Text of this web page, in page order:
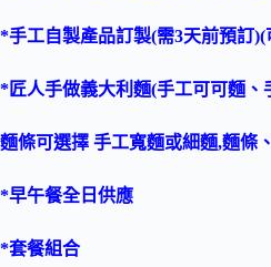
*手工自製產品訂製(需3天前預訂)(
*匠人手做義大利麵(手工可可麵、
麵條可選擇 手工寬麵或細麵,麵條
*早午餐全日供應
*套餐組合